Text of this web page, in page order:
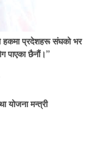
हकमा प्रदेशहरू संघको भर
पाएका छैनौं।”
योजना मन्त्री